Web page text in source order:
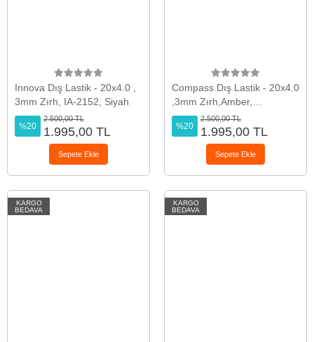
Innova Dış Lastik - 20x4.0 ,
3mm Zırh, IA-2152, Siyah
%20
2.500,00 TL
1.995,00 TL
Sepete Ekle
Compass Dış Lastik - 20x4.0
,3mm Zırh,Amber,
COMPASS P1272
%20
2.500,00 TL
1.995,00 TL
Sepete Ekle
KARGO
BEDAVA
KARGO
BEDAVA